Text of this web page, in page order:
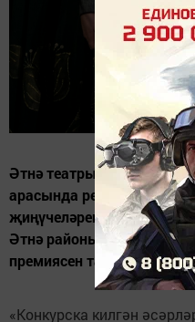
Әтнә театры уздырган
арасында
җиңүчеләрен бүләкләү
Әтнә районы Күәм
премиясен тапшырды.
«Конкурска килгән